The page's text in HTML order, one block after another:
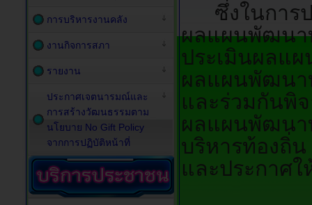
ซึ่งในการป
ผลแผนพัฒนา
ประเมินผลแ
ผลแผนพัฒนา
และร่วมกันพิ
ผลแผนพัฒนา
บริหารท้องถิ่
และประกาศ
การบริหารงานคลัง
งานกิจการสภา
รายงาน
ประกาศเจตนารมณ์และ
การสร้างวัฒนธรรมตาม
นโยบาย No Gift Policy
จากการปฏิบัติหน้าที่